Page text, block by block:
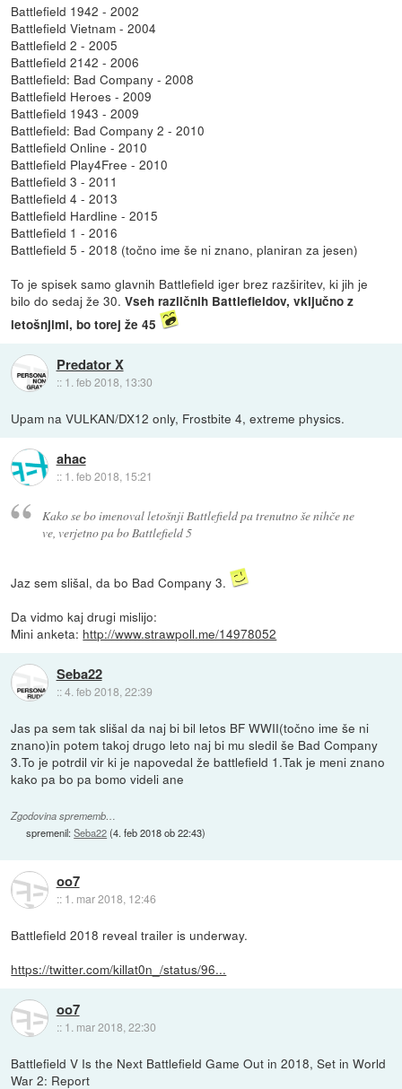
Battlefield 1942 - 2002
Battlefield Vietnam - 2004
Battlefield 2 - 2005
Battlefield 2142 - 2006
Battlefield: Bad Company - 2008
Battlefield Heroes - 2009
Battlefield 1943 - 2009
Battlefield: Bad Company 2 - 2010
Battlefield Online - 2010
Battlefield Play4Free - 2010
Battlefield 3 - 2011
Battlefield 4 - 2013
Battlefield Hardline - 2015
Battlefield 1 - 2016
Battlefield 5 - 2018 (točno ime še ni znano, planiran za jesen)
To je spisek samo glavnih Battlefield iger brez razširitev, ki jih je
bilo do sedaj že 30.Vseh različnih Battlefieldov, vključno z
letošnjimi, bo torej že 45
Predator X
:: 1. feb 2018, 13:30
Upam na VULKAN/DX12 only, Frostbite 4, extreme physics.
ahac
:: 1. feb 2018, 15:21
Kako se bo imenoval letošnji Battlefield pa trenutno še nihče ne
ve, verjetno pa bo Battlefield 5
Jaz sem slišal, da bo Bad Company 3.
Da vidmo kaj drugi mislijo:
Mini anketa: http://www.strawpoll.me/14978052
Seba22
::4. feb 2018, 22:39
Jas pa sem tak slišal da naj bi bil letos BF WWII(točno ime še ni
znano)in potem takoj drugo leto naj bi mu sledil še Bad Company
3.To je potrdil vir ki je napovedal že battlefield 1.Tak je meni znano
kako pa bo pa bomo videli ane
Zgodovina sprememb…
spremenil:Seba22(4. feb 2018 ob 22:43)
oo7
:: 1. mar 2018, 12:46
Battlefield 2018 reveal trailer is underway.
https://twitter.com/killat0n_/status/96...
oo7
:: 1. mar 2018, 22:30
Battlefield V Is the Next Battlefield Game Out in 2018, Set in World
War 2: Report